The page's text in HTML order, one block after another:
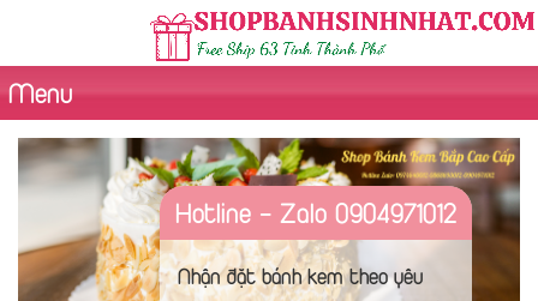
Menu
Hotline - Zalo 0904971012
Nhận đặt bánh kem theo yêu